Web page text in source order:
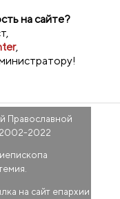
на сайте?
,
Православной
2022
на сайт епархии